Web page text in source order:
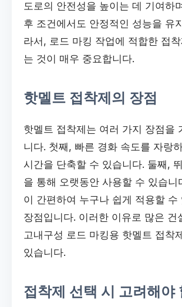
도로의 안전성을 높이는 데 기여하
후 조건에서도 안정적인 성능을 유
라서, 로드 마킹 작업에 적합한 접
는 것이 매우 중요합니다.
핫멜트 접착제의 장점
핫멜트 접착제는 여러 가지 장점을
니다. 첫째, 빠른 경화 속도를 자랑
시간을 단축할 수 있습니다. 둘째,
을 통해 오랫동안 사용할 수 있습니
이 간편하여 누구나 쉽게 적용할 수
장점입니다. 이러한 이유로 많은 건
고내구성 로드 마킹용 핫멜트 접착
있습니다.
접착제 선택 시 고려해야